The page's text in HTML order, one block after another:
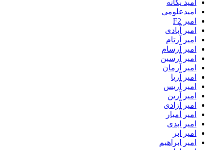
امید یگانه
امیدعلومی
امیر F2
امیر آبادی
امیر آرتام
امیر آرسام
امیر آرسین
امیر آرمان
امیر آریا
امیر آریس
امیر آرین
امیر آزادی
امیر آمیار
امیر ابدی
امیر ابر
امیر ابراهیم